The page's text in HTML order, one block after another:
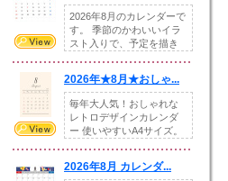
2026年8月のカレンダーで
す。 季節のかわいいイラ
スト入りで、予定を描き
2026年★8月★おしゃ...
毎年大人気！おしゃれな
レトロデザインカレンダ
ー 使いやすいA4サイズ。
2026年8月 カレンダ...